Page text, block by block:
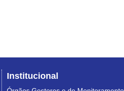
Institucional